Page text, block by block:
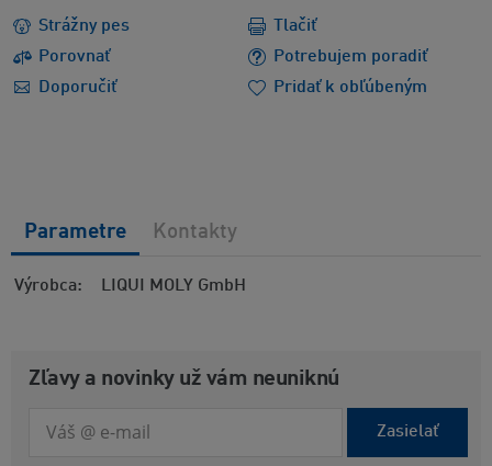
Strážny pes
Porovnať
Potrebujem poradiť
Doporučiť
Tlačiť
Pridať k obľúbeným
Výrobca LIQUI MOLY GmbH
Parametre Kontakty
Zľavy a novinky už vám neuniknú
Zasielať